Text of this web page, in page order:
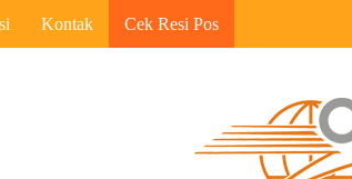
Kontak Cek Resi Pos